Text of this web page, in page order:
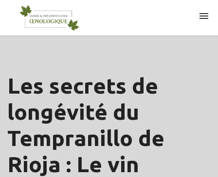
Les secrets de
longévité du
Tempranillo de
Rioja : Le vin